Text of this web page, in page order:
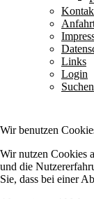
Links
Login
Suchen
Wir benutzen
Wir nutzen Cookies
und die
Sie, dass bei einer